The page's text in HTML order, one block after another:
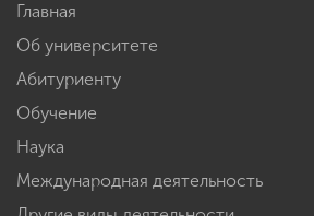
Главная
Об университете
Абитуриенту
Обучение
Наука
Международная деятельность